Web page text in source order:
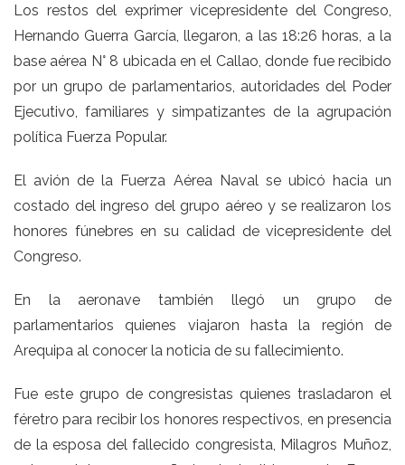
Los restos del exprimer vicepresidente del Congreso,
Hernando Guerra García, llegaron, a las 18:26 horas, a la
base aérea N° 8 ubicada en el Callao, donde fue recibido
por un grupo de parlamentarios, autoridades del Poder
Ejecutivo, familiares y simpatizantes de la agrupación
política Fuerza Popular.
El avión de la Fuerza Aérea Naval se ubicó hacia un
costado del ingreso del grupo aéreo y se realizaron los
honores fúnebres en su calidad de vicepresidente del
Congreso.
En la aeronave también llegó un grupo de
parlamentarios quienes viajaron hasta la región de
Arequipa al conocer la noticia de su fallecimiento.
Fue este grupo de congresistas quienes trasladaron el
féretro para recibir los honores respectivos, en presencia
de la esposa del fallecido congresista, Milagros Muñoz,